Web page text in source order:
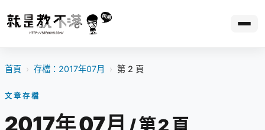
首頁 › 存檔：2017年07月 › 第 2 頁
文章存檔
2017年 07月 / 第 2 頁